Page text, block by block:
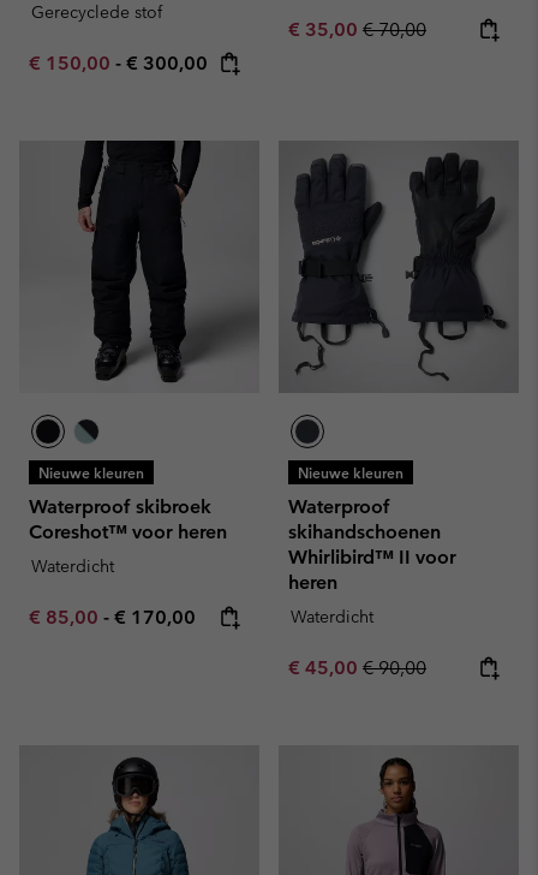
Gerecyclede stof
Minimum sale price:
€ 150,00 - Maximum price:
€ 300,00
Sale price:
€ 35,00 Regular price:
€ 70,00
Nieuwe kleuren
Waterproof skibroek
Coreshot™ voor heren
Waterdicht
Minimum sale price:
€ 85,00 - Maximum price:
€ 170,00
Nieuwe kleuren
Waterproof
skihandschoenen
Whirlibird™ II voor
heren
Waterdicht
Sale price:
€ 45,00 Regular price:
€ 90,00